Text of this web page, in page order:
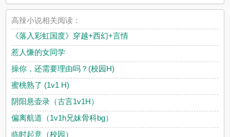
高辣小说相关阅读：
《落入彩虹国度》穿越+西幻+言情
惹人慊的女同学
操你，还需要理由吗？(校园H)
蜜桃熟了 (1v1 H)
阴阳悬壶录（古言1v1H）
偏离航道（1v1h兄妹骨科bg）
临时起意（校园）